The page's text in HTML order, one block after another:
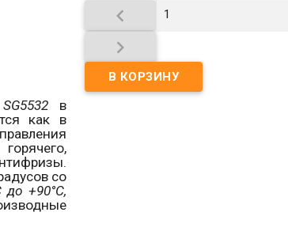


SG5532 в
как в
со
до +90°С,